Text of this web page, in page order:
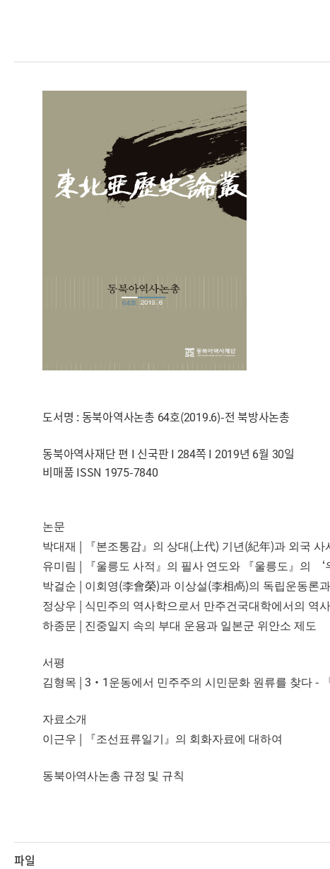
도서명 : 동북아역사논총 64호(2019.6)-전 북방사논총
동북아역사재단 편 I 신국판 I 284쪽 I 2019년 6월 30일
비매품 ISSN 1975-7840
논문
박대재 | 『본조통감 』 의 상대 ( 上代) 기년 (紀年)과 외국 사
유미림 | 『울릉도 사적 』 의 필사 연도와 『울릉도 』 의 ‘
박걸순 | 이회영(李會榮)과 이상설(李相卨)의 독립운동론
정상우 | 식민주의 역사학으로서 만주건국대학에서의 역
하종문 | 진중일지 속의 부대 운용과 일본군 위안소 제도
서평
김형목 | 3·1 운동에서 민주주의 시민문화 원류를 찾다 -
자료소개
이근우 | 『조선표류일기 』 의 회화자료에 대하여
동북아역사논총 규정 및 규칙
파일